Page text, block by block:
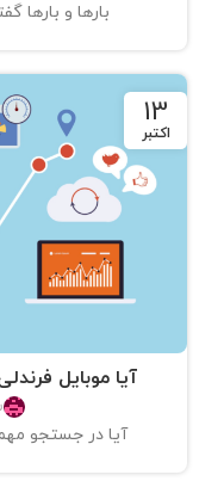
بارها و
13
اکتبر
آیا موبایل
آیا در جستجو